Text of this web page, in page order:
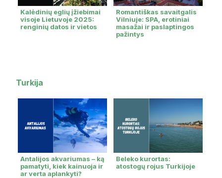
Kalėdinių eglių įžiebimai
visoje Lietuvoje 2025:
renginių datos ir vietos
Romantiškas savaitgalis
Vilniuje: SPA, erotiniai
masažai ir paslaptingos
pažintys
Turkija
Antalijos akvariumas – ką
pamatyti, kiek kainuoja ir
ar verta aplankyti?
Beleko kurortas:
atostogų rojus Turkijoje